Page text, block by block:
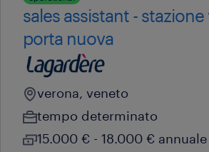
sales assistant -
porta nuova
verona, veneto
tempo determinato
15.000 € - 18.000 € annuale